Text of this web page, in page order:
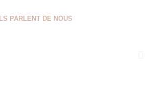
ILS PARLENT DE NOUS